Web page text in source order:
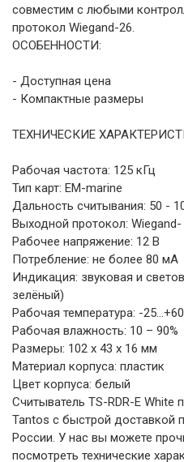
совместим с любыми
протокол Wiegand-26.
ОСОБЕННОСТИ:
- Доступная цена
- Компактные размеры
ТЕХНИЧЕСКИЕ
Рабочая частота: 125 кГц
Тип карт: EM-marine
Дальность считывания: 50 -
Выходной протокол: Wiegand-
Рабочее напряжение: 12 В
Потребление: не более 80 мА
Индикация: звуковая и
зелёный)
Рабочая температура: -
Рабочая влажность: 10 – 90%
Размеры: 102 х 43 х 16 мм
Материал корпуса: пластик
Цвет корпуса: белый
Считыватель TS-RDR-E White
Tantos с быстрой доставкой
России. У нас вы можете
посмотреть технические